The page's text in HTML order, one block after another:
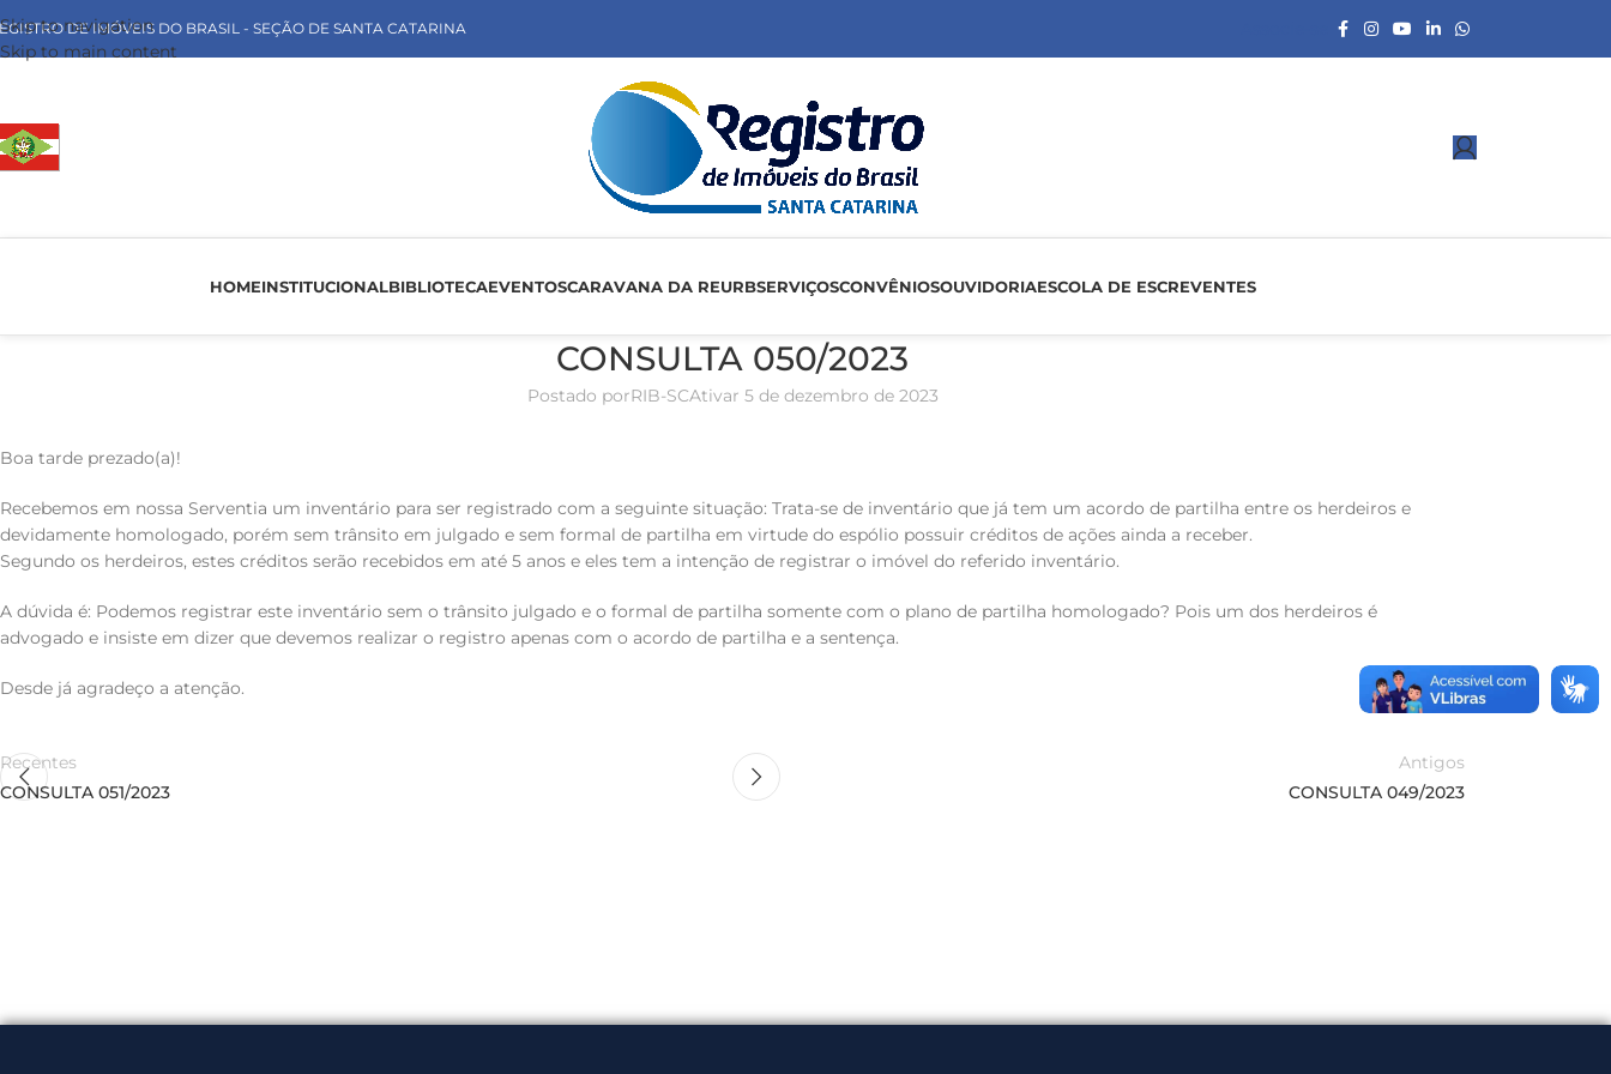
Skip to navigation
Skip to main content
DE IMÓVEIS DO BRASIL - SEÇÃO DE SANTA CATARINA
HOMEINSTITUCIONALBIBLIOTECAEVENTOSCARAVANA DA REURBSERVIÇOSCONVÊNIOSOUVIDORIAESCOLA DE ESCREVENTES
CONSULTA 050/2023
Postado porRIB-SCAtivar 5 de dezembro de 2023
Boa tarde prezado(a)!
Recebemos em nossa Serventia um inventário para ser registrado com a seguinte situação: Trata-se de inventário que já tem um acordo de partilha entre os herdeiros e
devidamente homologado, porém sem trânsito em julgado e sem formal de partilha em virtude do espólio possuir créditos de ações ainda a receber.
Segundo os herdeiros, estes créditos serão recebidos em até 5 anos e eles tem a intenção de registrar o imóvel do referido inventário.
A dúvida é: Podemos registrar este inventário sem o trânsito julgado e o formal de partilha somente com o plano de partilha homologado? Pois um dos herdeiros é
advogado e insiste em dizer que devemos realizar o registro apenas com o acordo de partilha e a sentença.
Desde já agradeço a atenção.
Recentes
CONSULTA 051/2023
Antigos
CONSULTA 049/2023